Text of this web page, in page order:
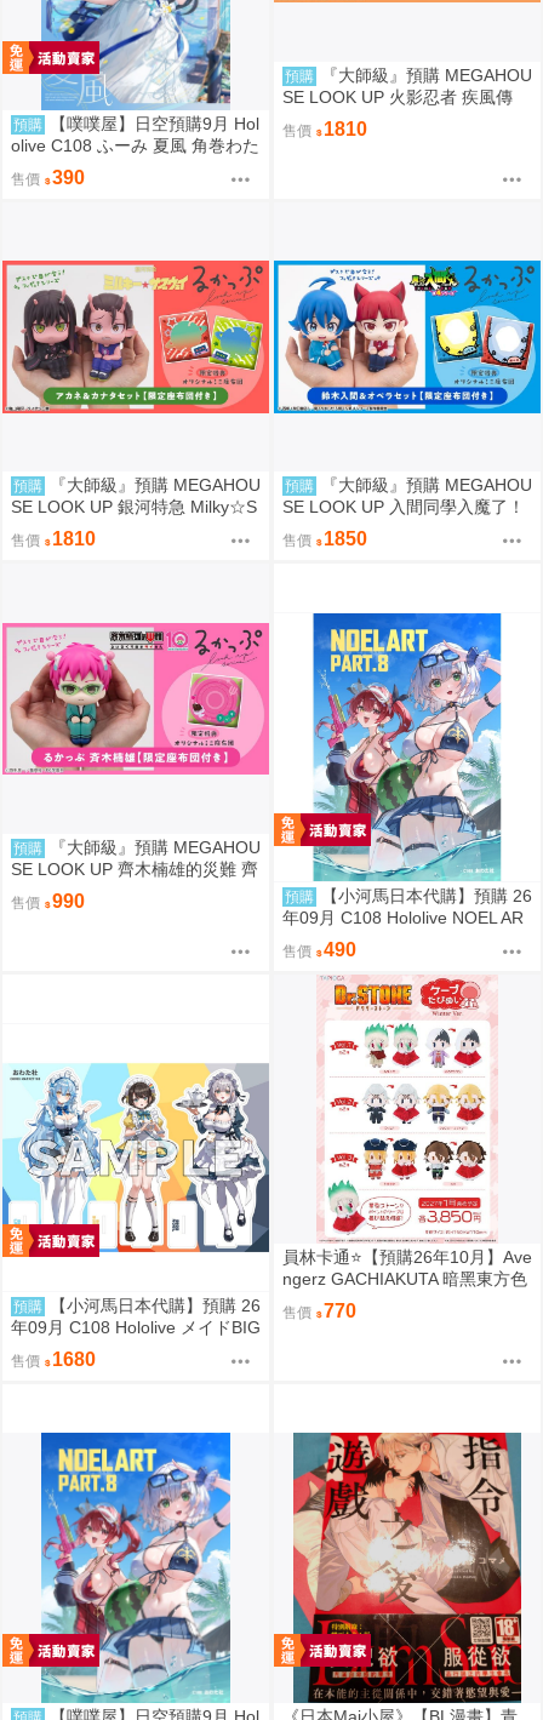
預購
【噗噗屋】日空預購9月 Hol
olive C108 ふーみ 夏風 角巻わた
角卷綿芽 watame
售價 390
預購
『大師級』預購 MEGAHOU
SE LOOK UP 火影忍者 疾風傳
漩渦鳴人＆自來也 套組 附特典
售價 1810
預購
『大師級』預購 MEGAHOU
SE LOOK UP 銀河特急 Milky☆S
ubway 朱音＆鐵多 套組 附特典
售價 1810
預購
『大師級』預購 MEGAHOU
SE LOOK UP 入間同學入魔了！
鈴木入間＆歐佩拉 套組 附特典
售價 1850
預購
『大師級』預購 MEGAHOU
SE LOOK UP 齊木楠雄的災難 齊
木楠雄 套組 附特典
售價 990 預購
【小河馬日本代購】預購 26
年09月 C108 Hololive NOEL AR
T part.8 繪師:わたお
售價 490
預購
【小河馬日本代購】預購 26
年09月 C108 Hololive メイドBIG
3壓克力牌 繪師:わたお
售價 1680
員林卡通⭐️【預購26年10月】Ave
ngerz GACHIAKUTA 暗黑東方色
彩 插圖卡片收藏集 中盒 0814
售價 770
【噗噗屋】日空預購9月 Hol
《日本Mai小屋》【BL漫畫】青